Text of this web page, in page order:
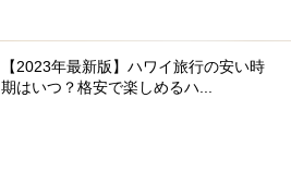
【2023年最新版】ハワイ旅行の安い時
期はいつ？格安で楽しめるハ...